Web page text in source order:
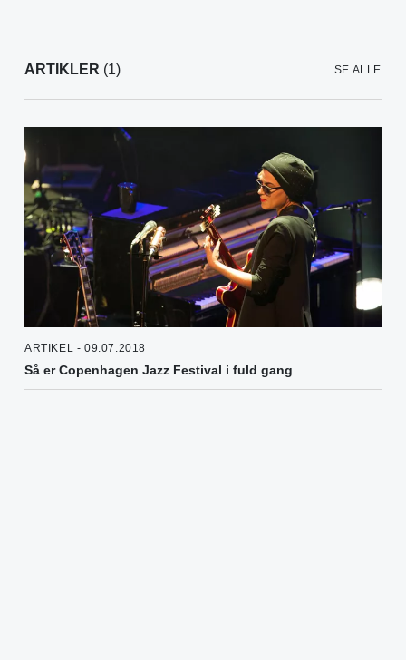
ARTIKLER (1) SE ALLE
ARTIKEL - 09.07.2018
Så er Copenhagen Jazz Festival i fuld gang